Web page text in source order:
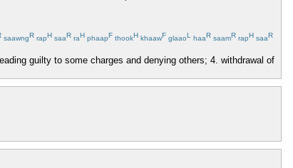
saawngR rapH saaR raH phaapF thookH khaawF glaaoL haaR saamR rapH saaR
guilty to some charges and denying others; 4. withdrawal of